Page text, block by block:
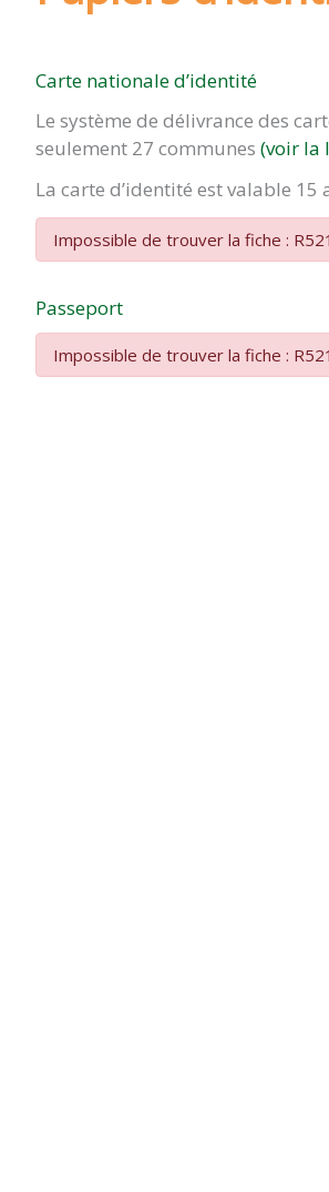
Carte nationale d’identité
Le système de délivrance des
seulement 27 communes (voir la
La carte d’identité est valable
Impossible de trouver la fiche :
Passeport
Impossible de trouver la fiche :